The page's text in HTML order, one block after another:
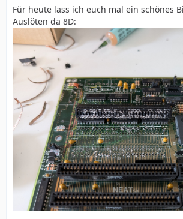
Für heute lass ich euch mal ein schönes
Auslöten da 8D: